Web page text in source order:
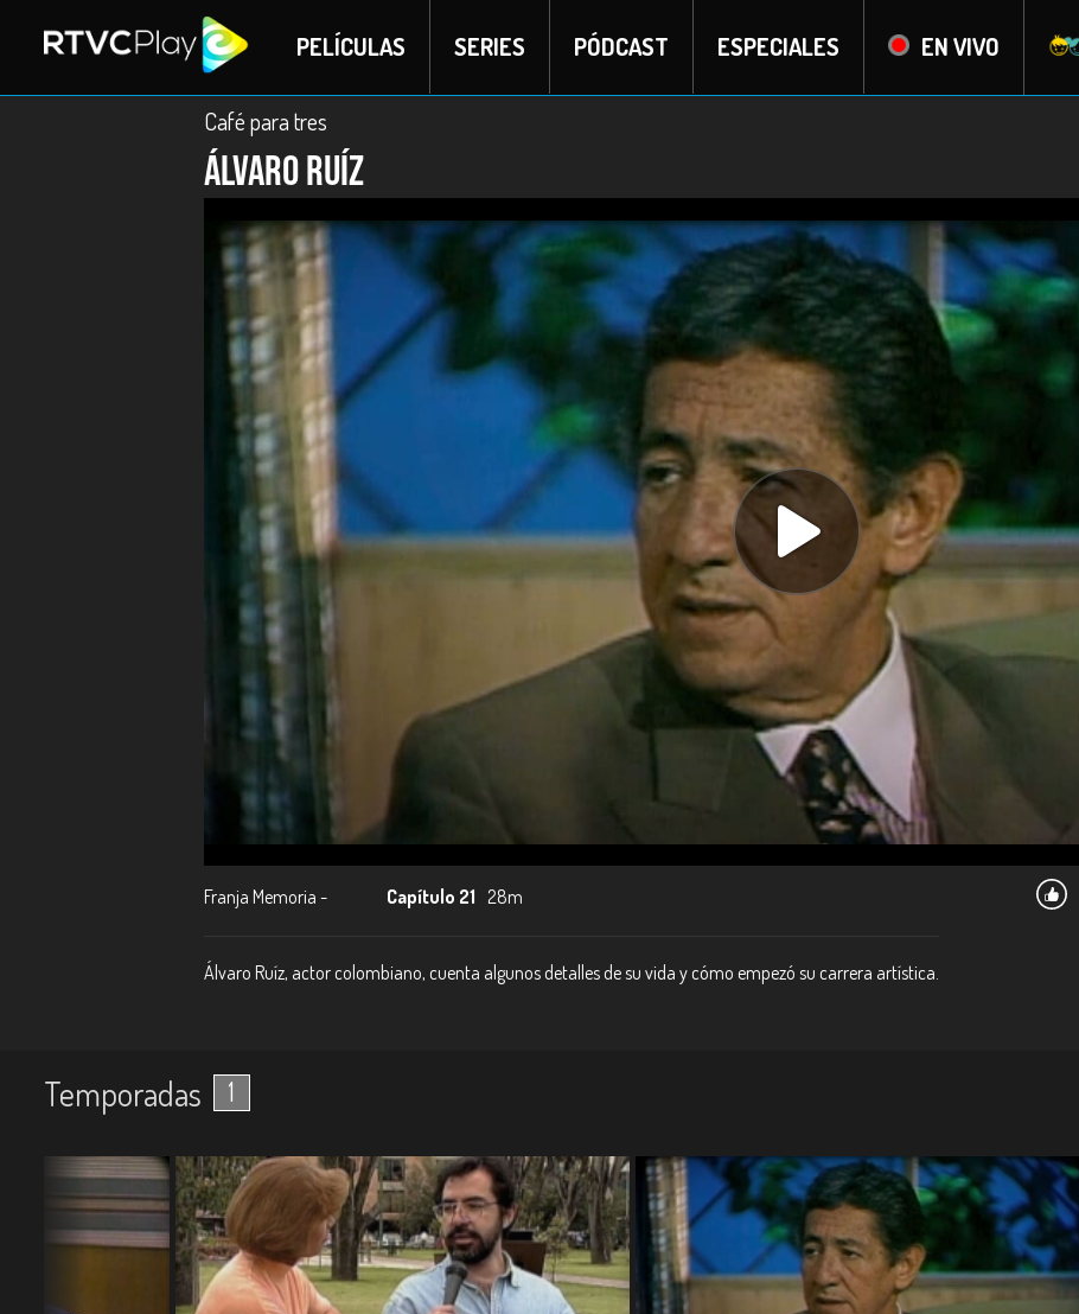
PELÍCULAS SERIES PÓDCAST ESPECIALES EN VIVO
Café para tres
Álvaro Ruíz
Franja Memoria - Capítulo 21 28m
Álvaro Ruíz, actor colombiano, cuenta algunos detalles de su vida y cómo empezó su carrera artística.
Temporadas 1